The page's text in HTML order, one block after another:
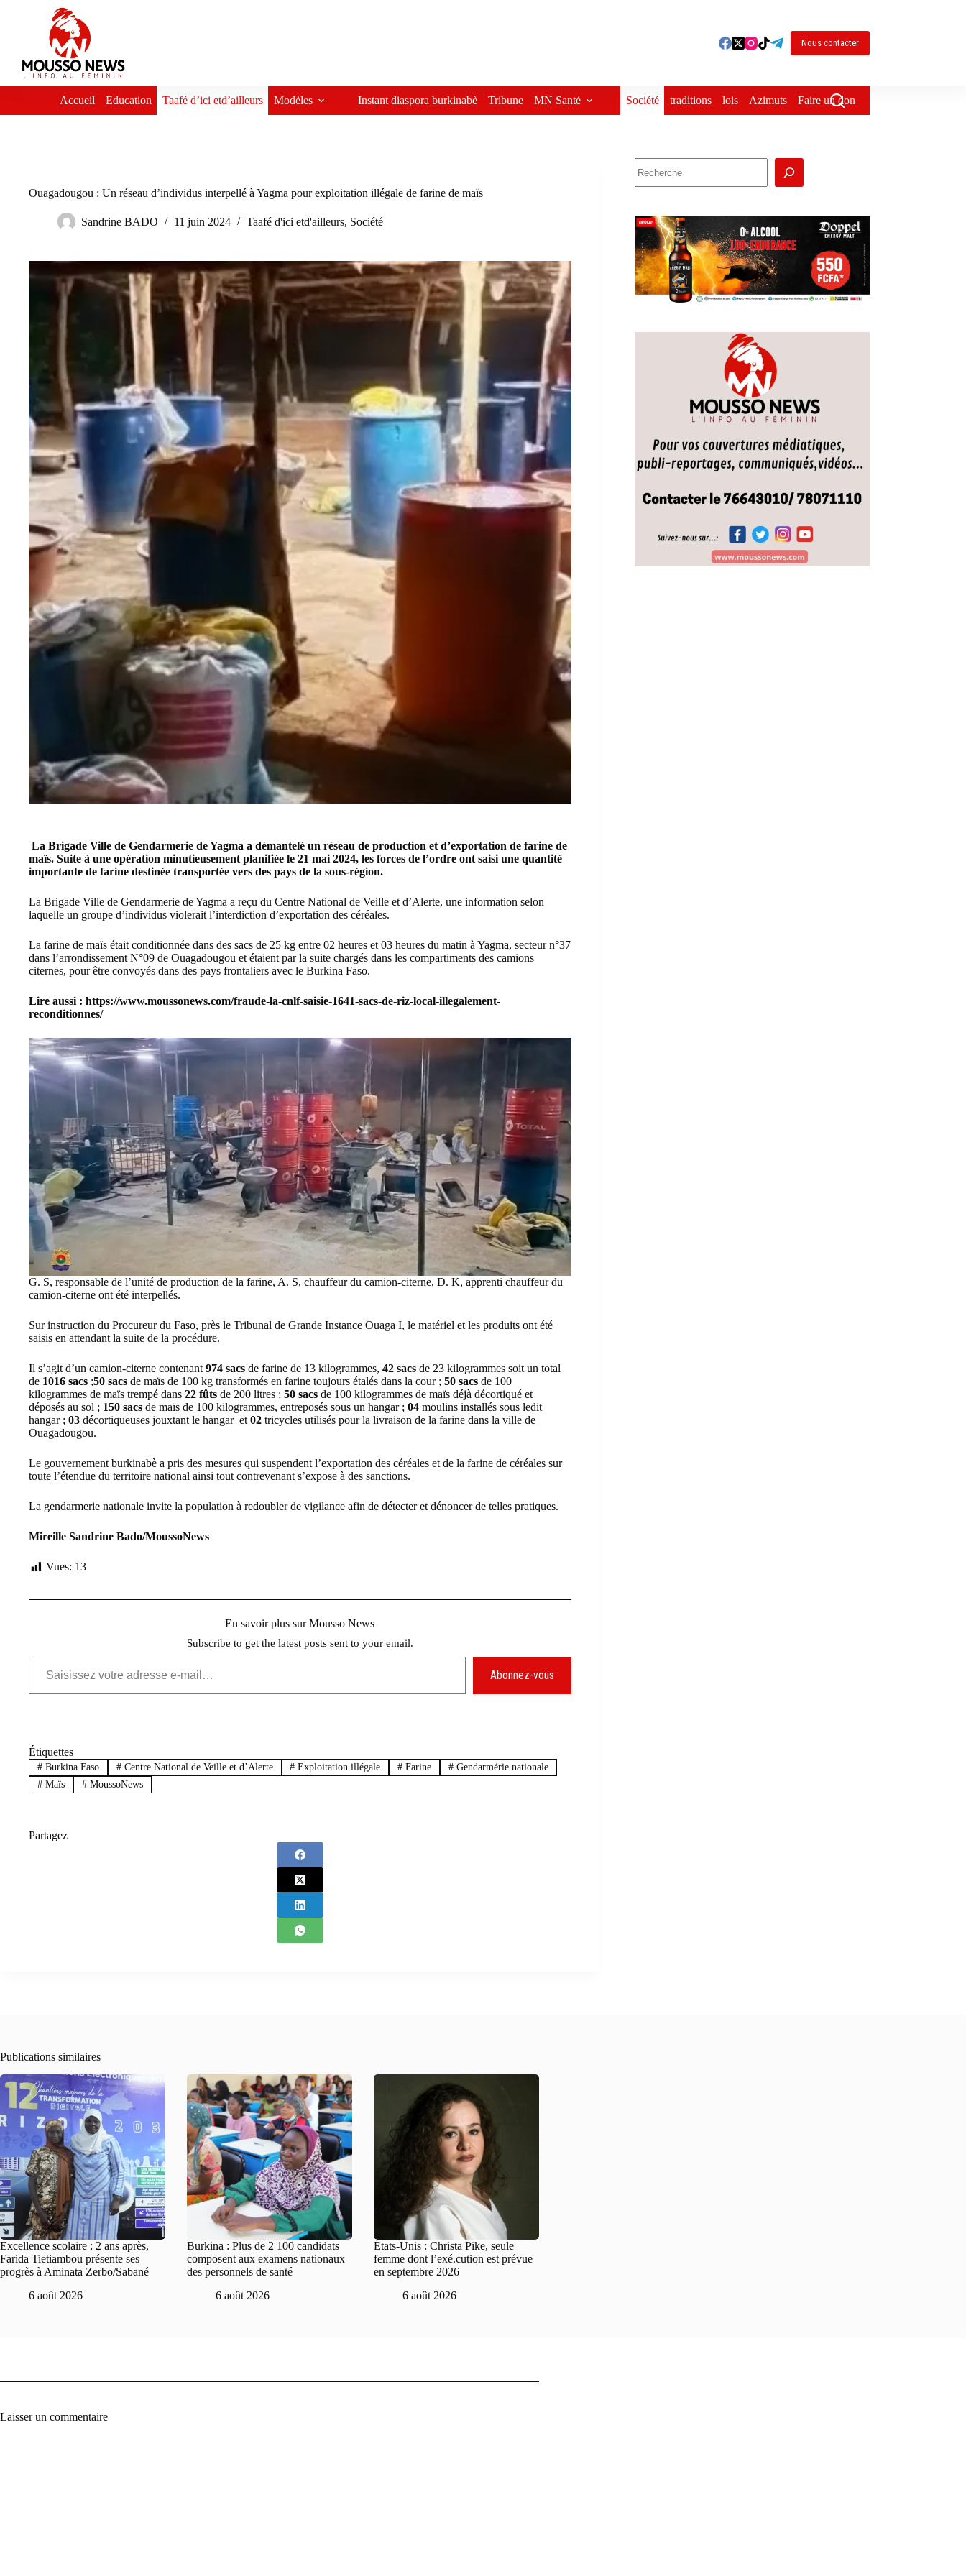
Nous contacter
Accueil Education Taafé d’ici etd’ailleurs Modèles Instant diaspora burkinabè Tribune MN Santé Société traditions lois Azimuts Faire un don
Ouagadougou : Un réseau d’individus interpellé à Yagma pour exploitation illégale de farine de maïs
Sandrine BADO 11 juin 2024 Taafé d'ici etd'ailleurs, Société
La Brigade Ville de Gendarmerie de Yagma a démantelé un réseau de production et d’exportation de farine de
maïs. Suite à une opération minutieusement planifiée le 21 mai 2024, les forces de l’ordre ont saisi une quantité
importante de farine destinée transportée vers des pays de la sous-région.
La Brigade Ville de Gendarmerie de Yagma a reçu du Centre National de Veille et d’Alerte, une information selon
laquelle un groupe d’individus violerait l’interdiction d’exportation des céréales.
La farine de maïs était conditionnée dans des sacs de 25 kg entre 02 heures et 03 heures du matin à Yagma, secteur n°37
dans l’arrondissement N°09 de Ouagadougou et étaient par la suite chargés dans les compartiments des camions
citernes, pour être convoyés dans des pays frontaliers avec le Burkina Faso.
Lire aussi : https://www.moussonews.com/fraude-la-cnlf-saisie-1641-sacs-de-riz-local-illegalement-
reconditionnes/
G. S, responsable de l’unité de production de la farine, A. S, chauffeur du camion-citerne, D. K, apprenti chauffeur du
camion-citerne ont été interpellés.
Sur instruction du Procureur du Faso, près le Tribunal de Grande Instance Ouaga I, le matériel et les produits ont été
saisis en attendant la suite de la procédure.
Il s’agit d’un camion-citerne contenant 974 sacs de farine de 13 kilogrammes, 42 sacs de 23 kilogrammes soit un total
de 1016 sacs ;50 sacs de maïs de 100 kg transformés en farine toujours étalés dans la cour ; 50 sacs de 100
kilogrammes de maïs trempé dans 22 fûts de 200 litres ; 50 sacs de 100 kilogrammes de maïs déjà décortiqué et
déposés au sol ; 150 sacs de maïs de 100 kilogrammes, entreposés sous un hangar ; 04 moulins installés sous ledit
hangar ; 03 décortiqueuses jouxtant le hangar et 02 tricycles utilisés pour la livraison de la farine dans la ville de
Ouagadougou.
Le gouvernement burkinabè a pris des mesures qui suspendent l’exportation des céréales et de la farine de céréales sur
toute l’étendue du territoire national ainsi tout contrevenant s’expose à des sanctions.
La gendarmerie nationale invite la population à redoubler de vigilance afin de détecter et dénoncer de telles pratiques.
Mireille Sandrine Bado/MoussoNews
Vues: 13
En savoir plus sur Mousso News
Subscribe to get the latest posts sent to your email.
Saisissez votre adresse e-mail…
Abonnez-vous
Étiquettes
#Burkina Faso #Centre National de Veille et d’Alerte # Exploitation illégale # Farine # Gendarmérie nationale
#Maïs #MoussoNews
Partagez
Publications similaires
Excellence scolaire : 2 ans après,
Farida Tietiambou présente ses
progrès à Aminata Zerbo/Sabané
6 août 2026
Burkina : Plus de 2 100 candidats
composent aux examens nationaux
des personnels de santé
6 août 2026
États-Unis : Christa Pike, seule
femme dont l’exé.cution est prévue
en septembre 2026
6 août 2026
Laisser un commentaire